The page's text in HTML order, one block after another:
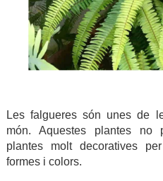
Les falgueres són unes de
món. Aquestes plantes no
plantes molt decoratives
formes i colors.